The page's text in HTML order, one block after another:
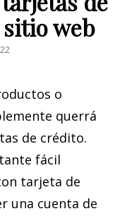
web
o
querrá
de crédito.
fácil
tarjeta de
una cuenta de